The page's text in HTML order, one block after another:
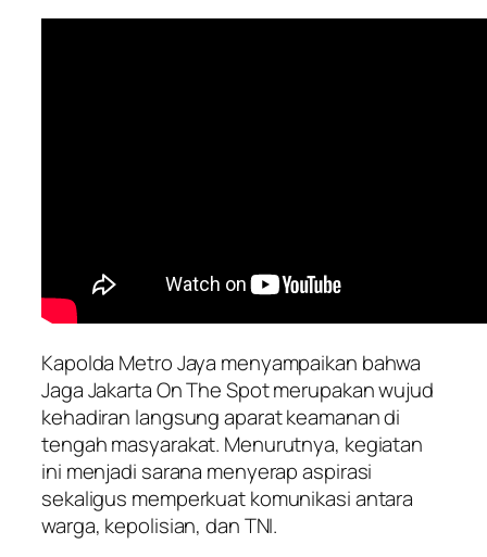
Kapolda Metro Jaya menyampaikan bahwa
Jaga Jakarta On The Spot merupakan wujud
kehadiran langsung aparat keamanan di
tengah masyarakat. Menurutnya, kegiatan
ini menjadi sarana menyerap aspirasi
sekaligus memperkuat komunikasi antara
warga, kepolisian, dan TNI.